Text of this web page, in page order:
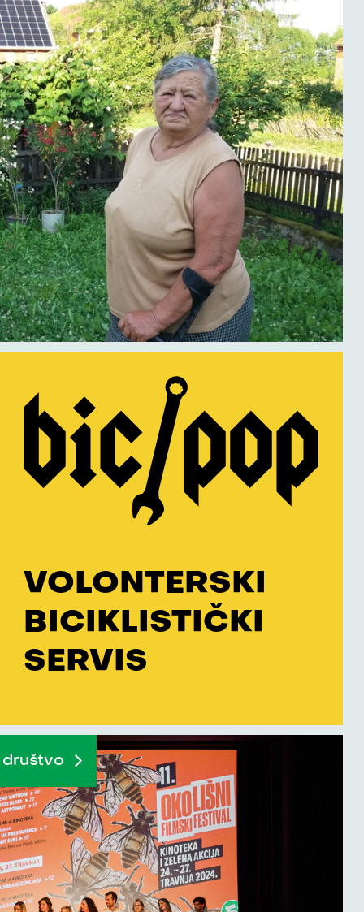
VOLONTERSKI
BICIKLISTIČKI
SERVIS